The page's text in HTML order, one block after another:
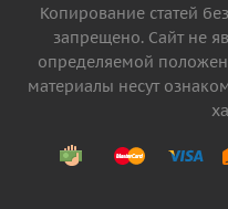
Копирование статей
запрещено. Сайт не
определяемой
материалы несут